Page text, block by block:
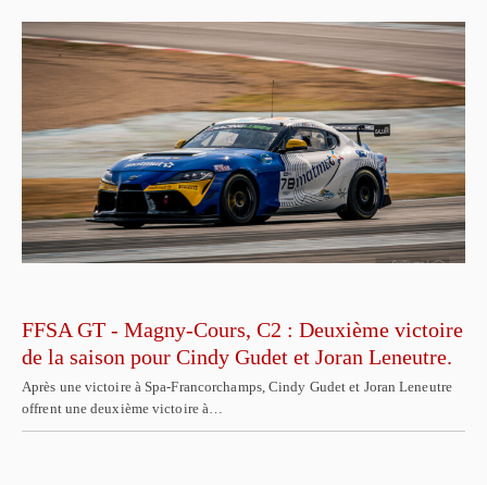
FFSA GT - Magny-Cours, C2 : Deuxième victoire
de la saison pour Cindy Gudet et Joran Leneutre.
Après une victoire à Spa-Francorchamps, Cindy Gudet et Joran Leneutre
offrent une deuxième victoire à…